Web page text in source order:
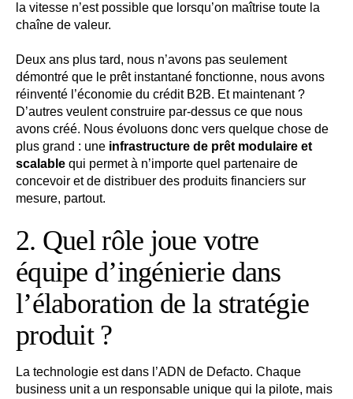
la vitesse n’est possible que lorsqu’on maîtrise toute la
chaîne de valeur.
Deux ans plus tard, nous n’avons pas seulement
démontré que le prêt instantané fonctionne, nous avons
réinventé l’économie du crédit B2B. Et maintenant ?
D’autres veulent construire par-dessus ce que nous
avons créé. Nous évoluons donc vers quelque chose de
plus grand : une infrastructure de prêt modulaire et
scalable qui permet à n’importe quel partenaire de
concevoir et de distribuer des produits financiers sur
mesure, partout.
2. Quel rôle joue votre
équipe d’ingénierie dans
l’élaboration de la stratégie
produit ?
La technologie est dans l’ADN de Defacto. Chaque
business unit a un responsable unique qui la pilote, mais